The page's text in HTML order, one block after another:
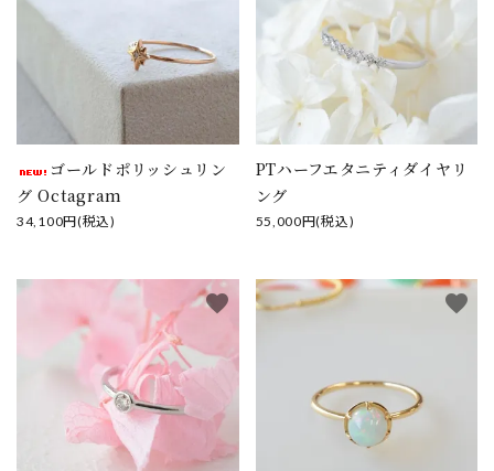
ゴールドポリッシュリン
グ Octagram
34,100円(税込)
PTハーフエタニティダイヤリ
ング
55,000円(税込)
favorite favorite